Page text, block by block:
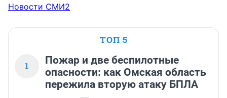
Новости СМИ2
ТОП 5
1
Пожар и две беспилотные
опасности: как Омская область
пережила вторую атаку БПЛА